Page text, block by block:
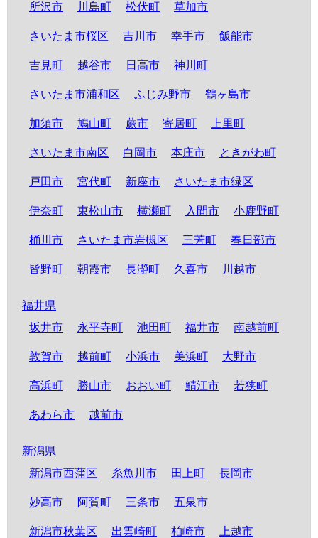
所沢市 川島町 松伏町 草加市
さいたま市桜区 吉川市 幸手市 飯能市
吉見町 越谷市 日高市 神川町
さいたま市浦和区 ふじみ野市 鶴ヶ島市
加須市 鳩山町 蕨市 寄居町 上里町
さいたま市南区 白岡市 本庄市 ときがわ町
戸田市 宮代町 新座市 さいたま市緑区
伊奈町 東松山市 横瀬町 入間市 小鹿野町
桶川市 さいたま市岩槻区 三芳町 春日部市
皆野町 朝霞市 長瀞町 久喜市 川越市
福井県
坂井市
永平寺町 池田町 福井市 南越前町
敦賀市 越前町 小浜市 美浜町 大野市
高浜町 勝山市 おおい町 鯖江市 若狭町
あわら市 越前市
新潟県
新潟市西蒲区
糸魚川市 田上町 長岡市
妙高市 阿賀町 三条市 五泉市
新潟市秋葉区 出雲崎町 柏崎市 上越市